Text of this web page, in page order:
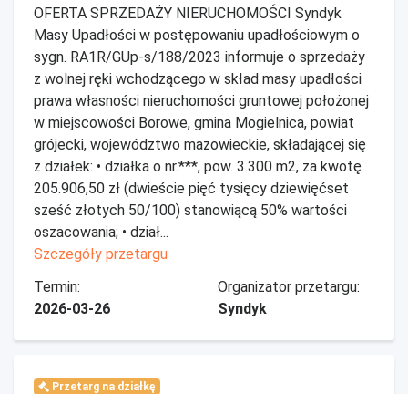
OFERTA SPRZEDAŻY NIERUCHOMOŚCI Syndyk
Masy Upadłości w postępowaniu upadłościowym o
sygn. RA1R/GUp-s/188/2023 informuje o sprzedaży
z wolnej ręki wchodzącego w skład masy upadłości
prawa własności nieruchomości gruntowej położonej
w miejscowości Borowe, gmina Mogielnica, powiat
grójecki, województwo mazowieckie, składającej się
z działek: • działka o nr.***, pow. 3.300 m2, za kwotę
205.906,50 zł (dwieście pięć tysięcy dziewięćset
sześć złotych 50/100) stanowiącą 50% wartości
oszacowania; • dział...
Szczegóły przetargu
Termin:
2026-03-26
Organizator przetargu:
Syndyk
Przetarg na działkę